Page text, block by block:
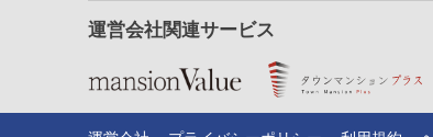
運営会社関連サービス